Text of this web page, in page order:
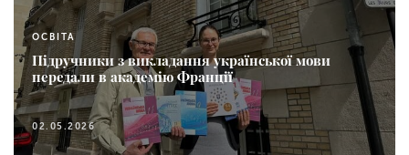
ОСВІТА
Підручники з викладання української мови
передали в академію Франції
02.05.2026